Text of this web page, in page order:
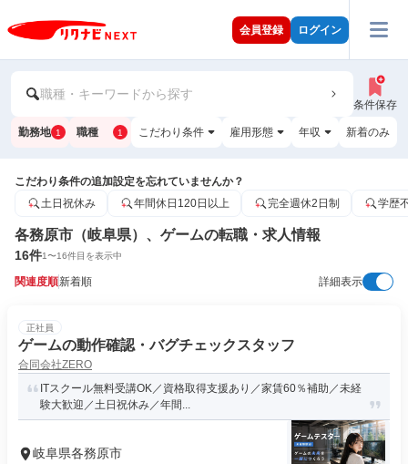
会員登録 ログイン
職種・キーワードから探す
条件保存
勤務地 1 職種 1 こだわり条件 雇用形態 年収 新着のみ
こだわり条件の追加設定を忘れていませんか？
土日祝休み
年間休日120日以上 完全週休2日制 学歴
各務原市（岐阜県）、ゲームの転職・求人情報
16件1〜16件目を表示中
関連度順新着順 詳細表示
正社員
ゲームの動作確認・バグチェックスタッフ
合同会社ZERO
ITスクール無料受講OK／資格取得支援あり／家賃60％補助／未経
験大歓迎／土日祝休み／年間...
岐阜県各務原市